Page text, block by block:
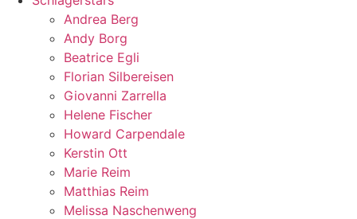
Andrea Berg
Andy Borg
Beatrice Egli
Florian Silbereisen
Giovanni Zarrella
Helene Fischer
Howard Carpendale
Kerstin Ott
Marie Reim
Matthias Reim
Melissa Naschenweng